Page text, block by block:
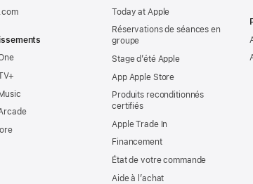
Today at Apple
Réservations de séances en
groupe
Stage d’été Apple
App Apple Store
Produits reconditionnés
certifiés
Apple Trade In
Financement
État de votre commande
Aide à l’achat